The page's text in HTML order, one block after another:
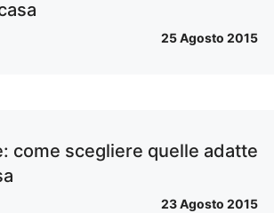
25 Agosto 2015
come scegliere quelle adatte
23 Agosto 2015